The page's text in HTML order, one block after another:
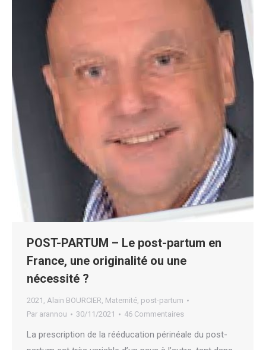
POST-PARTUM – Le post-partum en
France, une originalité ou une
nécessité ?
2021 , Alain BOURCIER, Maternité, post-partum
Par arannou 30/11/2021 46 Commentaires
La prescription de la rééducation périnéale du post-